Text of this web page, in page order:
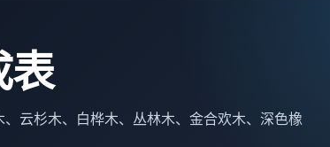
表
云杉木、白桦木、丛林木、金合欢木、深色橡